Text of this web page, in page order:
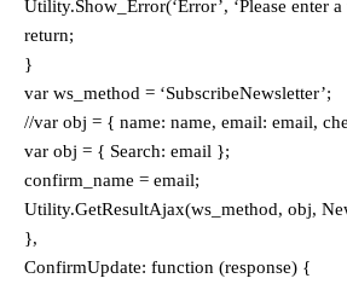
Utility.Show_Error(‘Error’, ‘Please enter
return;
}
var ws_method = ‘SubscribeNewsletter’;
//var obj = { name: name, email: email,
var obj = { Search: email };
confirm_name = email;
Utility.GetResultAjax(ws_method, obj,
},
ConfirmUpdate: function (response) {